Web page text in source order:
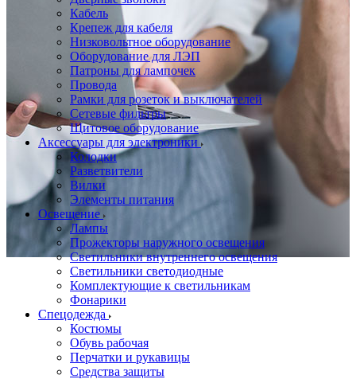
Кабель
Крепеж для кабеля
Низковольтное оборудование
Оборудование для ЛЭП
Патроны для лампочек
Провода
Рамки для розеток и выключателей
Сетевые фильтры
Щитовое оборудование
Аксессуары для электроники
Колодки
Разветвители
Вилки
Элементы питания
Освещение
Лампы
Прожекторы наружного освещения
Светильники внутреннего освещения
Светильники светодиодные
Комплектующие к светильникам
Фонарики
Спецодежда
Костюмы
Обувь рабочая
Перчатки и рукавицы
Средства защиты